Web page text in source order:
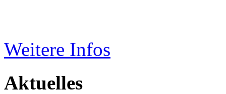
Weitere Infos
Aktuelles